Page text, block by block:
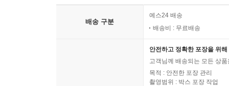
배송 구분
예스24 배송
배송비 : 무료배송
안전하고 정확한 포장을 위
고객님께 배송되는 모든 상
목적 : 안전한 포장 관리
촬영범위 : 박스 포장 작업